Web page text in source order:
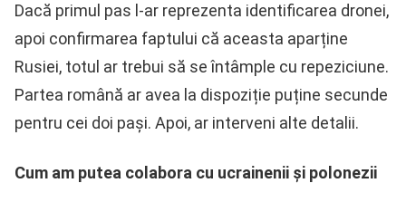
Dacă primul pas l-ar reprezenta identificarea dronei,
apoi confirmarea faptului că aceasta aparține
Rusiei, totul ar trebui să se întâmple cu repeziciune.
Partea română ar avea la dispoziție puține secunde
pentru cei doi pași. Apoi, ar interveni alte detalii.
Cum am putea colabora cu ucrainenii și polonezii